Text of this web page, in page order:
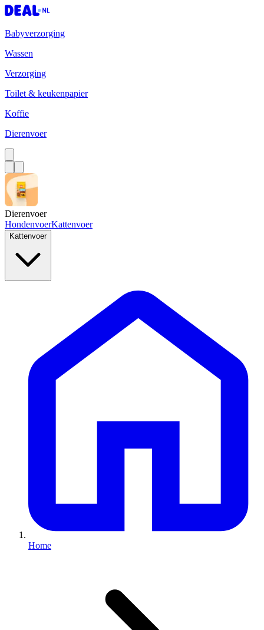
Babyverzorging
Wassen
Verzorging
Toilet & keukenpapier
Koffie
Dierenvoer
Dierenvoer
HondenvoerKattenvoer
Kattenvoer
Home